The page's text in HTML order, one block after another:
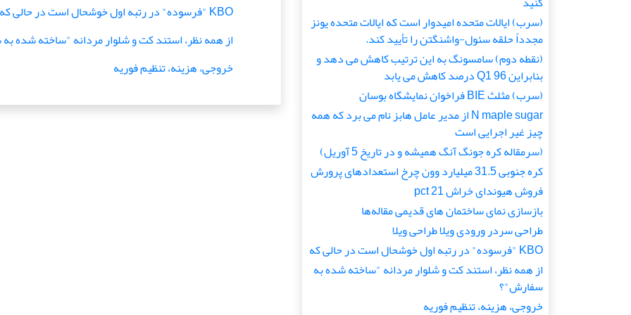
(سرب) ایالات متحده امیدوار است که ایالات متحده یونز
مجدداً حلقه سئول-واشنگتن را تأیید کند.
(نقطه دوم) سامسونگ به این ترتیب کاهش می دهد و
بنابراین Q1 96 درصد کاهش می یابد
(سرب) مثلث BIE فراخوان نمایشگاه بوسان
N maple sugar از مدیر عامل هابز نام می برد که همه
چیز غیر اجرایی است
(سرمقاله کره جونگ آنگ همیشه و در تاریخ 5 آوریل)
کره جنوبی 31.5 میلیارد وون چرخ استعدادهای پرورش
فروش هیوندای خراش 21 pct
بازسازی نمای ساختمان های قدیمی مقاله‌ها
طراحی سردر ورودی ویلا طراحی ویلا
KBO "فرسوده" در رتبه اول خوشحال است در حالی که
از همه نظر، استند کت و شلوار مردانه "ساخته شده به
سفارش"؟
خروجی، هزینه، تنظیم فوریه
KBO "فرسوده" در رتبه اول خوشحال است در حالی که
از همه نظر، استند کت و شلوار مردانه "ساخته شده
خروجی، هزینه، تنظیم فوریه